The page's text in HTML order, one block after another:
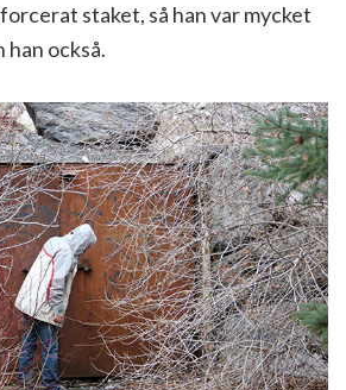
staket, så han var mycket
också.